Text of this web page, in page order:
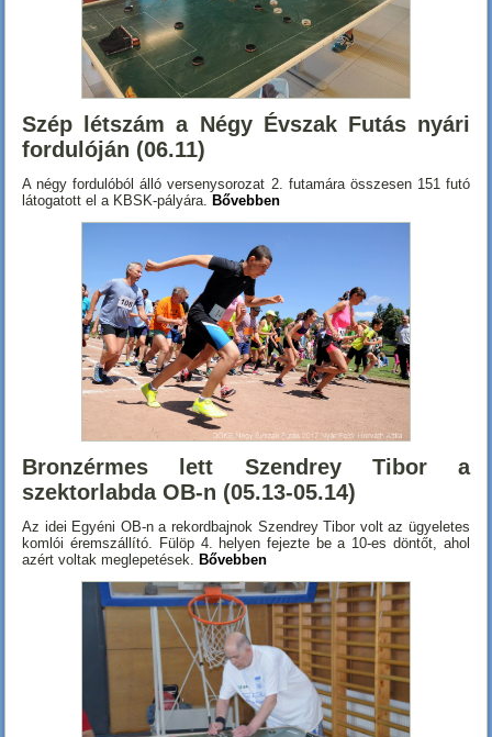
Szép létszám a Négy Évszak Futás nyári
fordulóján (06.11)
A négy fordulóból álló versenysorozat 2. futamára összesen 151 futó
látogatott el a KBSK-pályára.Bővebben
Bronzérmes lett Szendrey Tibor a
szektorlabda OB-n (05.13-05.14)
Az idei Egyéni OB-n a rekordbajnok Szendrey Tibor volt az ügyeletes
komlói éremszállító. Fülöp 4. helyen fejezte be a 10-es döntőt, ahol
azért voltak meglepetések. Bővebben